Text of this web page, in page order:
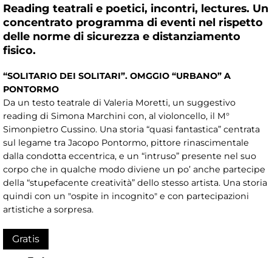
Reading teatrali e poetici, incontri, lectures. Un
concentrato programma di eventi nel rispetto
delle norme di sicurezza e distanziamento
fisico.
“SOLITARIO DEI SOLITARI”. OMGGIO “URBANO” A
PONTORMO
Da un testo teatrale di Valeria Moretti, un suggestivo
reading di Simona Marchini con, al violoncello, il M°
Simonpietro Cussino. Una storia “quasi fantastica” centrata
sul legame tra Jacopo Pontormo, pittore rinascimentale
dalla condotta eccentrica, e un “intruso” presente nel suo
corpo che in qualche modo diviene un po’ anche partecipe
della “stupefacente creatività” dello stesso artista. Una storia
quindi con un "ospite in incognito" e con partecipazioni
artistiche a sorpresa.
Gratis